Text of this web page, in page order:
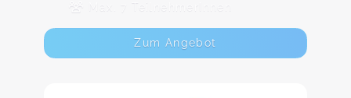
Max. 7 TeilnehmerInnen
Zum Angebot